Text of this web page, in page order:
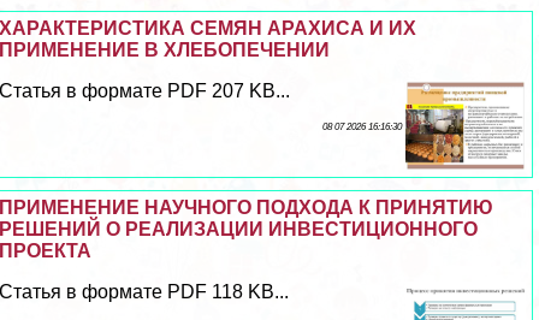
ХАРАКТЕРИСТИКА СЕМЯН АРАХИСА И ИХ
ПРИМЕНЕНИЕ В ХЛЕБОПЕЧЕНИИ
Статья в формате PDF 207 KB...
08 07 2026 16:16:30
ПРИМЕНЕНИЕ НАУЧНОГО ПОДХОДА К ПРИНЯТИЮ
РЕШЕНИЙ О РЕАЛИЗАЦИИ ИНВЕСТИЦИОННОГО
ПРОЕКТА
Статья в формате PDF 118 KB...